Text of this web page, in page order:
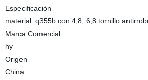
Especificación
material: q355b con 4,8, 6,8 tornillo
Marca Comercial
hy
Origen
China